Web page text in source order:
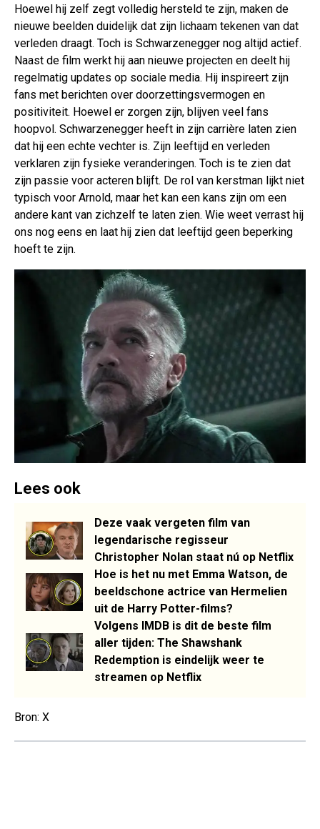
Hoewel hij zelf zegt volledig hersteld te zijn, maken de
nieuwe beelden duidelijk dat zijn lichaam tekenen van dat
verleden draagt. Toch is Schwarzenegger nog altijd actief.
Naast de film werkt hij aan nieuwe projecten en deelt hij
regelmatig updates op sociale media. Hij inspireert zijn
fans met berichten over doorzettingsvermogen en
positiviteit. Hoewel er zorgen zijn, blijven veel fans
hoopvol. Schwarzenegger heeft in zijn carrière laten zien
dat hij een echte vechter is. Zijn leeftijd en verleden
verklaren zijn fysieke veranderingen. Toch is te zien dat
zijn passie voor acteren blijft. De rol van kerstman lijkt niet
typisch voor Arnold, maar het kan een kans zijn om een
andere kant van zichzelf te laten zien. Wie weet verrast hij
ons nog eens en laat hij zien dat leeftijd geen beperking
hoeft te zijn.
Lees ook
Deze vaak vergeten film van
legendarische regisseur
Christopher Nolan staat nú op Netflix
Hoe is het nu met Emma Watson, de
beeldschone actrice van Hermelien
uit de Harry Potter-films?
Volgens IMDB is dit de beste film
aller tijden: The Shawshank
Redemption is eindelijk weer te
streamen op Netflix
Bron: X